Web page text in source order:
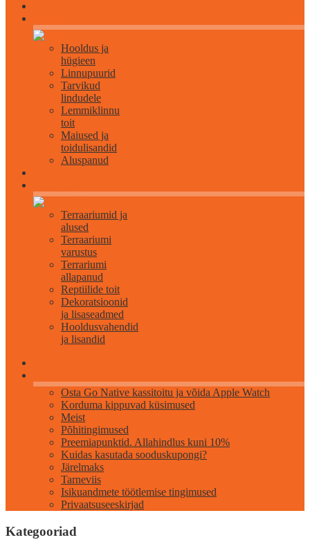
Hooldus ja
hügieen
Linnupuurid
Tarvikud
lindudele
Lemmiklinnu
toit
Maiused ja
toidulisandid
Aluspanud
Terraariumid ja
alused
Terraariumi
varustus
Terrariumi
allapanud
Reptiilide toit
Dekoratsioonid
ja lisaseadmed
Hooldusvahendid
ja lisandid
Osta Go Native kassitoitu ja võida Apple Watch
Korduma kippuvad küsimused
Meist
Põhitingimused
Preemiapunktid. Allahindlus kuni 10%
Kuidas kasutada sooduskupongi?
Järelmaks
Tarneviis
Isikuandmete töötlemise tingimused
Privaatsuseeskirjad
Kategooriad